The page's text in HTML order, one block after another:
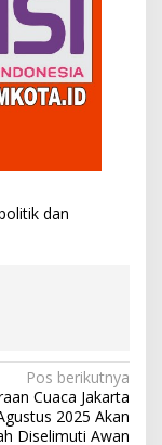
dan
Pos berikutnya
Cuaca Jakarta
2025 Akan
Diselimuti Awan